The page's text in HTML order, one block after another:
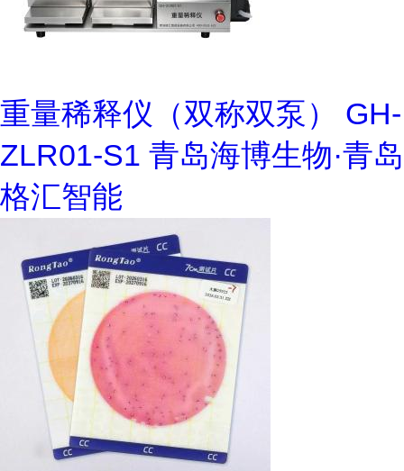
重量稀释仪（双称双泵） GH-
ZLR01-S1 青岛海博生物·青岛
格汇智能